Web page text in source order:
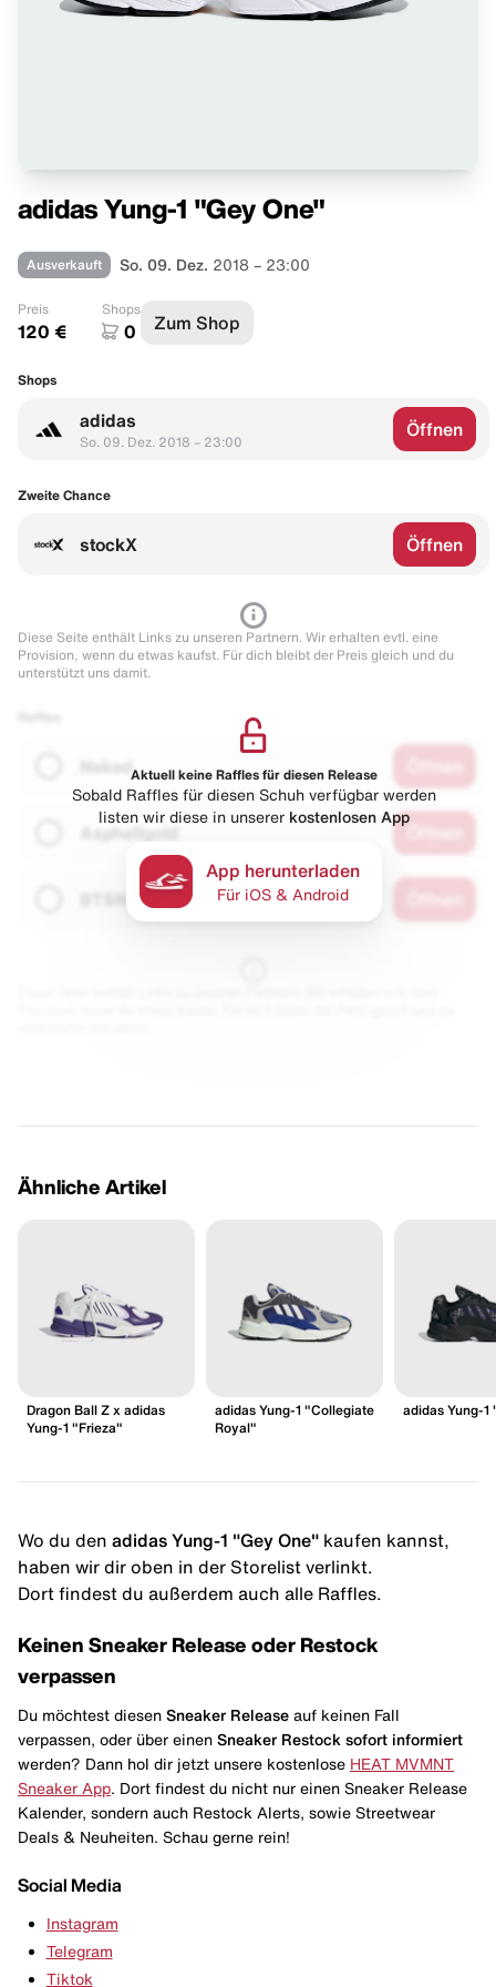
adidas Yung-1 "Gey One"
Ausverkauft So. 09. Dez. 2018 – 23:00
Preis
120 €
Shops
0 Zum Shop
Shops
adidas
So. 09. Dez. 2018 – 23:00
Öffnen
Zweite Chance
stockX Öffnen
Diese Seite enthält Links zu unseren Partnern. Wir erhalten evtl. eine
Provision, wenn du etwas kaufst. Für dich bleibt der Preis gleich und du
unterstützt uns damit.
Naked
Asphaltgold
Aktuell keine Raffles für diesen Release
Sobald Raffles für diesen Schuh verfügbar werden
listen wir diese in unserer kostenlosen App
App herunterladen
Für iOS & Android
Ähnliche Artikel
Dragon Ball Z x adidas
Yung-1 "Frieza"
adidas Yung-1 "Collegiate
Royal"
adidas Yung-1
Wo du den adidas Yung-1 "Gey One" kaufen kannst,
haben wir dir oben in der Storelist verlinkt.
Dort findest du außerdem auch alle Raffles.
Keinen Sneaker Release oder Restock
verpassen
Du möchtest diesen Sneaker Release auf keinen Fall
verpassen, oder über einen Sneaker Restock sofort informiert
werden? Dann hol dir jetzt unsere kostenlose HEAT MVMNT
Sneaker App . Dort findest du nicht nur einen Sneaker Release
Kalender, sondern auch Restock Alerts, sowie Streetwear
Deals & Neuheiten. Schau gerne rein!
Social Media
Instagram
Telegram
Tiktok